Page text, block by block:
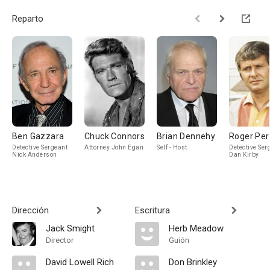
Reparto
Ben Gazzara
Detective Sergeant
Nick Anderson
Chuck Connors
Attorney John Egan
Brian Dennehy
Self - Host
Roger
Detective
Dan Kirby
Dirección
Jack Smight
Director
David Lowell Rich
Escritura
Herb Meadow
Guión
Don Brinkley